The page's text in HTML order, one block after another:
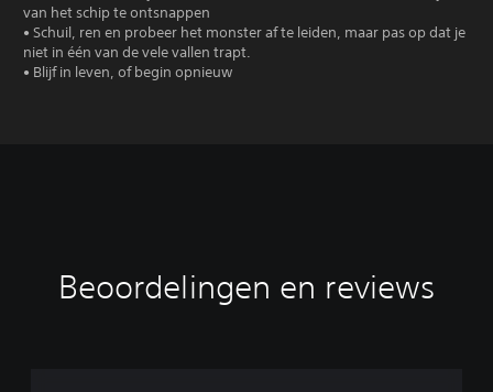
van het schip te ontsnappen
• Schuil, ren en probeer het monster af te leiden, maar pas op dat je
niet in één van de vele vallen trapt.
• Blijf in leven, of begin opnieuw
Beoordelingen en reviews